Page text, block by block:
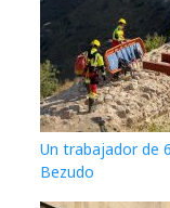
Un trabajador de
Bezudo